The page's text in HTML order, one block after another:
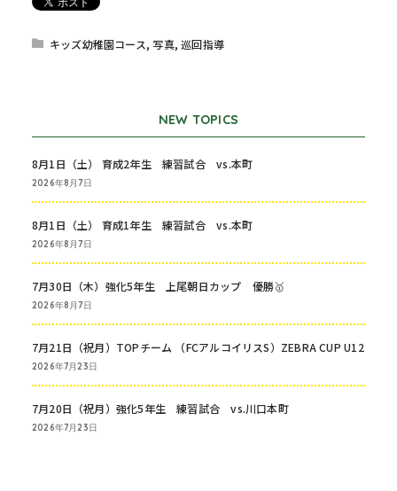
キッズ幼稚園コース, 写真,巡回指導
NEW TOPICS
8月1日（土） 育成2年生 練習試合 vs.本町
2026年8月7日
8月1日（土） 育成1年生 練習試合 vs.本町
2026年8月7日
7月30日（木）強化5年生 上尾朝日カップ 優勝🥇
2026年8月7日
7月21日（祝月）TOPチーム （FCアルコイリスS）ZEBRA CUP U12
2026年7月23日
7月20日（祝月）強化5年生 練習試合 vs.川口本町
2026年7月23日